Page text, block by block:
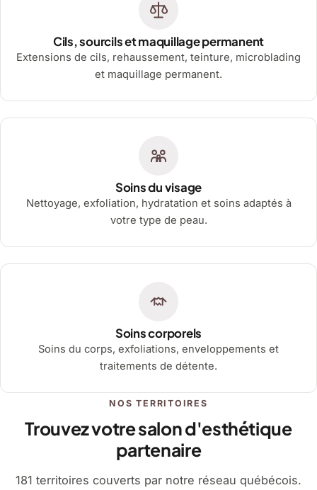
Cils, sourcils et maquillage permanent
Extensions de cils, rehaussement, teinture, microblading
et maquillage permanent.
Soins du visage
Nettoyage, exfoliation, hydratation et soins adaptés à
votre type de peau.
Soins corporels
Soins du corps, exfoliations, enveloppements et
traitements de détente.
NOS TERRITOIRES
Trouvez votre salon d'esthétique
partenaire
181 territoires couverts par notre réseau québécois.